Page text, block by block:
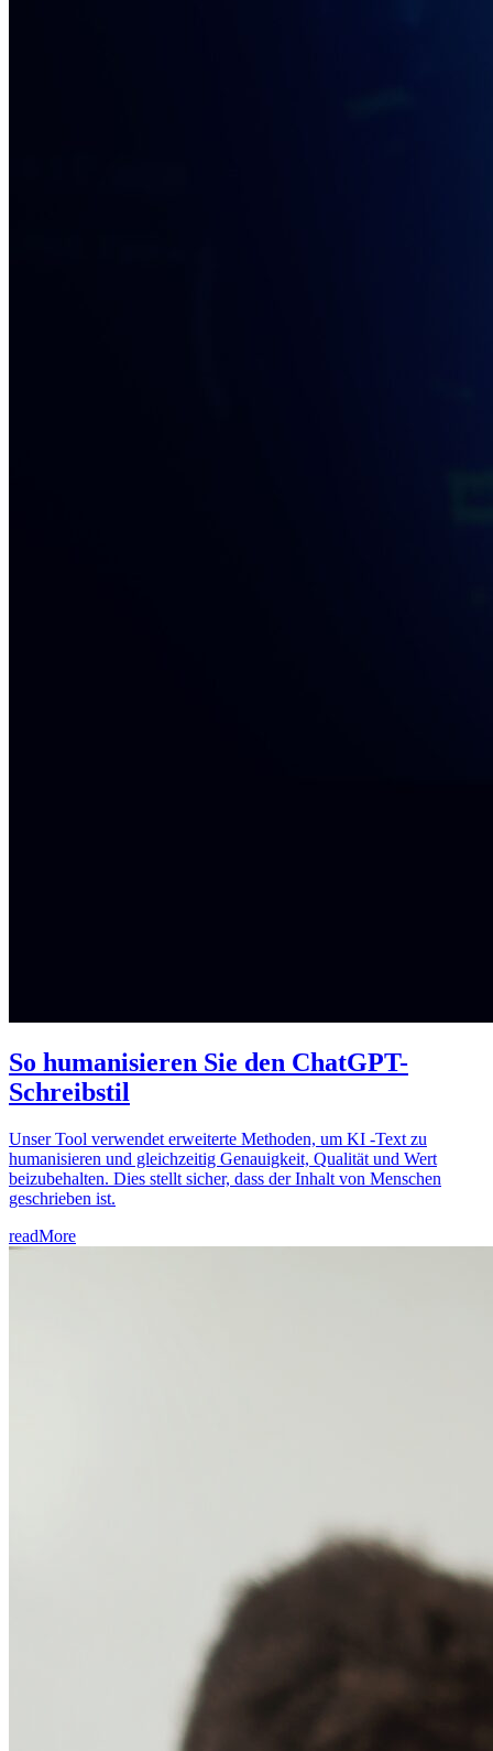
So humanisieren Sie den ChatGPT-
Schreibstil
Unser Tool verwendet erweiterte Methoden, um KI -Text zu
humanisieren und gleichzeitig Genauigkeit, Qualität und Wert
beizubehalten. Dies stellt sicher, dass der Inhalt von Menschen
geschrieben ist.
readMore